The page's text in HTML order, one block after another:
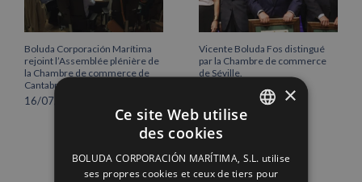
Boluda Corporación Marítima
rejoint l’Assemblée plénière de
la Chambre de commerce de
Cantabrie
16/07/2026
Vicente Boluda Fos distingué
par la Chambre de commerce
de Séville.
ENGLISH
×
Ce site Web utilise
des cookies
BOLUDA CORPORACIÓN MARÍTIMA, S.L. utilise
ses propres cookies et ceux de tiers pour